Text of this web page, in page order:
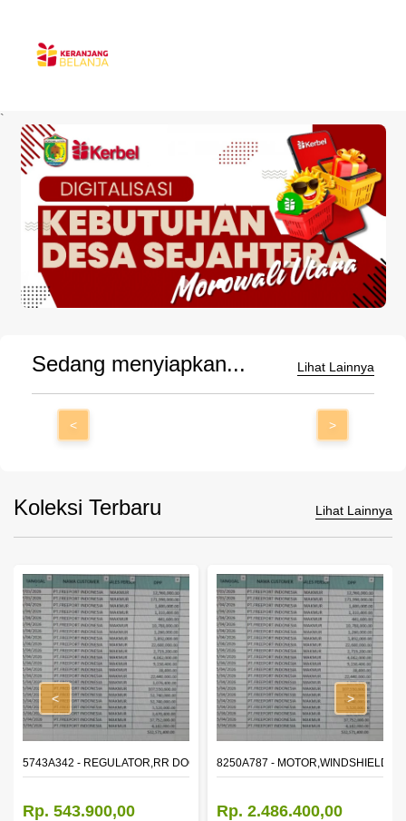
`
Sedang menyiapkan... Lihat Lainnya
< >
Koleksi Terbaru Lihat Lainnya
WINDOW,LH
5743A342 - REGULATOR,RR DOOR WINDOW,RH
Rp. 543.900,00
8250A787 - MOTOR,WINDSHIELD
Rp. 2.486.400,00
< >